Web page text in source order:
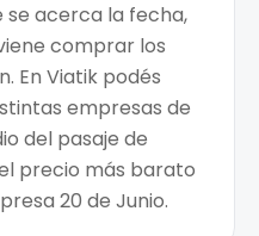
acerca la fecha,
comprar los
En Viatik podés
empresas de
del pasaje de
precio más barato
20 de Junio.